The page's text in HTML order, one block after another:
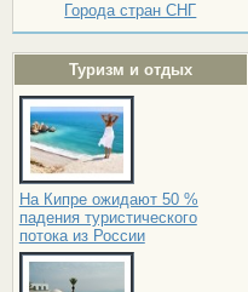
Города стран СНГ
Туризм и отдых
На Кипре ожидают 50 %
падения туристического
потока из России